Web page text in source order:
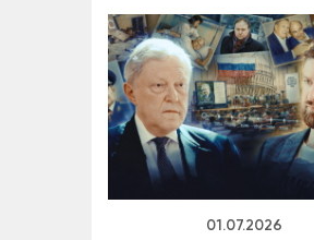
01.07.2026